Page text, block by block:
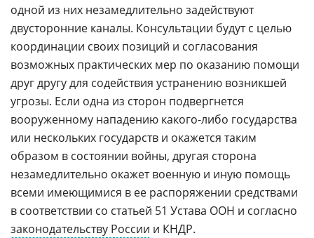
одной из них незамедлительно задействуют
двусторонние каналы. Консультации будут с целью
координации своих позиций и согласования
возможных практических мер по оказанию помощи
друг другу для содействия устранению возникшей
угрозы. Если одна из сторон подвергнется
вооруженному нападению какого-либо государства
или нескольких государств и окажется таким
образом в состоянии войны, другая сторона
незамедлительно окажет военную и иную помощь
всеми имеющимися в ее распоряжении средствами
в соответствии со статьей 51 Устава ООН и согласно
законодательству России и КНДР.